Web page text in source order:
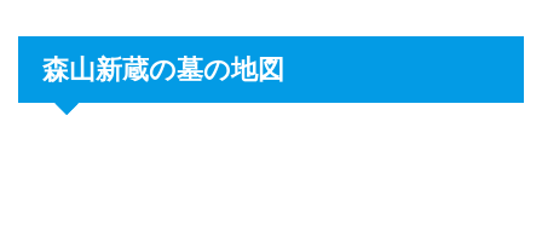
森山新蔵の墓の地図